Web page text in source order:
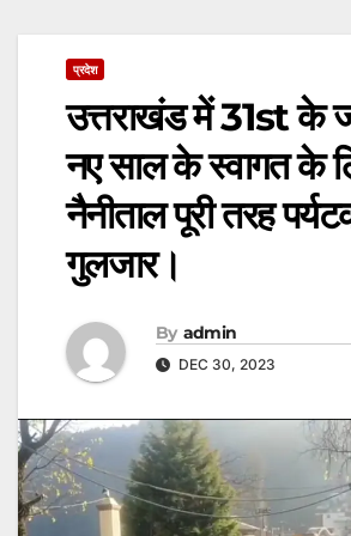
प्रदेश
उत्तराखंड में 31st के
नए साल के स्वागत के
नैनीताल पूरी तरह
गुलजार।
By admin
DEC 30, 2023